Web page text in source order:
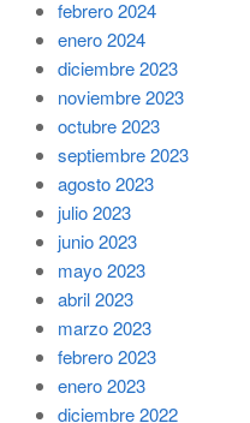
febrero 2024
enero 2024
diciembre 2023
noviembre 2023
octubre 2023
septiembre 2023
agosto 2023
julio 2023
junio 2023
mayo 2023
abril 2023
marzo 2023
febrero 2023
enero 2023
diciembre 2022